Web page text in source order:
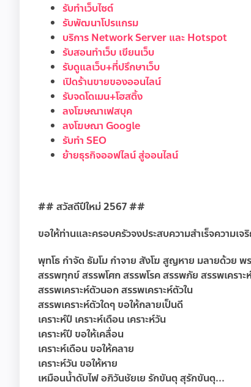
รับทำเว็บไซต์
รับพัฒนาโปรแกรม
บริการ Network Server และ Hotspot
รับสอนทำเว็บ เขียนเว็บ
รับดูแลเว็บ+ที่ปรึกษาเว็บ
เปิดร้านขายของออนไลน์
รับจดโดเมน+โฮสติ้ง
ลงโฆษณาเฟสบุค
ลงโฆษณา Google
รับทำ SEO
ย้ายธุรกิจออฟไลน์ สู่ออนไลน์
## สวัสดีปีใหม่ 2567 ##
ขอให้ท่านและครอบครัวจงประสบความสำเร็จความเ
พุทโธ กำจัด ธัมโม กำจาย สังโฆ สูญหาย มลายด้วย
สรรพทุกข์ สรรพโศก สรรพโรค สรรพภัย สรรพเครา
สรรพเคราะห์ตัวนอก สรรพเคราะห์ตัวใน
สรรพเคราะห์ตัวใดๆ ขอให้กลายเป็นดี
เคราะห์ปี เคราะห์เดือน เคราะห์วัน
เคราะห์ปี ขอให้เคลื่อน
เคราะห์เดือน ขอให้คลาย
เคราะห์วัน ขอให้หาย
เหมือนน้ำดับไฟ อภิวันชัยเย รักขันตุ สุรักขันตุ...